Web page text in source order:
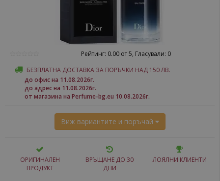
Рейтинг: 0.00 от 5, Гласували: 0
БЕЗПЛАТНА ДОСТАВКА ЗА ПОРЪЧКИ НАД 150 ЛВ.
до офис на 11.08.2026г.
до адрес на 11.08.2026г.
от магазина на Perfume-bg.eu 10.08.2026г.
Виж вариантите и поръчай
ОРИГИНАЛЕН
ПРОДУКТ
ВРЪЩАНЕ ДО 30
ДНИ
ЛОЯЛНИ КЛИЕНТИ